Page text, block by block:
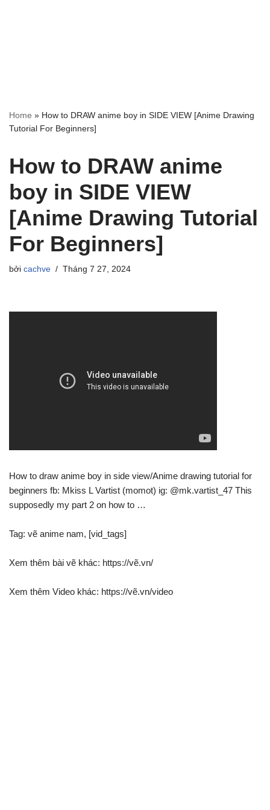
Home » How to DRAW anime boy in SIDE VIEW [Anime Drawing
Tutorial For Beginners]
How to DRAW anime
boy in SIDE VIEW
[Anime Drawing Tutorial
For Beginners]
bởi cachve Tháng 7 27, 2024
How to draw anime boy in side view/Anime drawing tutorial for
beginners fb: Mkiss L Vartist (momot) ig: @mk.vartist_47 This
supposedly my part 2 on how to …
Tag: vẽ anime nam, [vid_tags]
Xem thêm bài vẽ khác: https://vẽ.vn/
Xem thêm Video khác: https://vẽ.vn/video